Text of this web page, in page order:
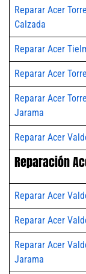
Reparar Acer
Calzada
Reparar Acer
Reparar Acer
Reparar Acer
Jarama
Reparar Acer
Reparación
Reparar Acer
Reparar Acer
Reparar Acer
Jarama